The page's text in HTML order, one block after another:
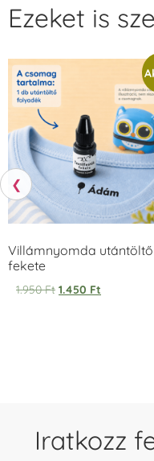
❮
Ezeket is
Villámnyomda utántöltő
fekete
1.950Ft 1.450 Ft
Iratkozz